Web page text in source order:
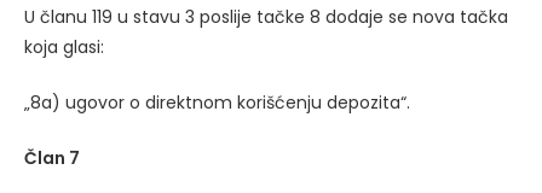
U članu 119 u stavu 3 poslije tačke 8 dodaje se nova tačka
koja glasi:
„8a) ugovor o direktnom korišćenju depozita“.
Član 7